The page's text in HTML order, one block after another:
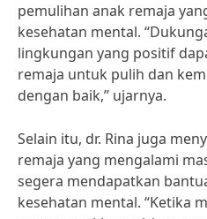
pemulihan anak remaja
kesehatan mental.
lingkungan yang positif
remaja untuk pulih dan
dengan baik,” ujarnya.
Selain itu, dr. Rina juga
remaja yang mengalami
segera mendapatkan
kesehatan mental. “Ketika